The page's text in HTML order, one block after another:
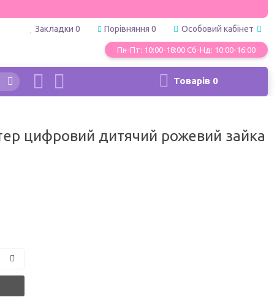
Закладки 0 Порівняння 0 Особовий кабінет
Пн-Пт: 10:00-18:00 Сб-Нд: 10:00-16:00
Товарів 0
цифровий дитячий рожевий зайка